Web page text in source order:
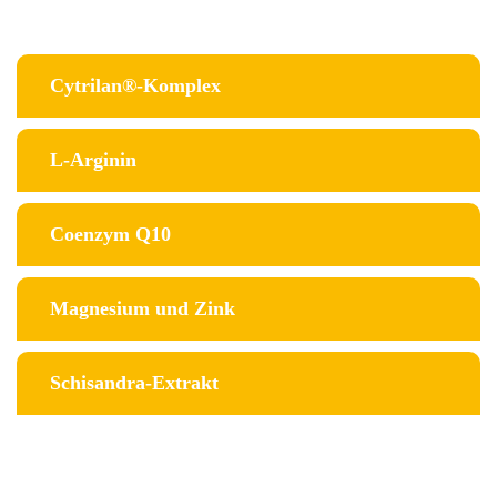
Cytrilan®-Komplex
L-Arginin
Coenzym Q10
Magnesium und Zink
Schisandra-Extrakt